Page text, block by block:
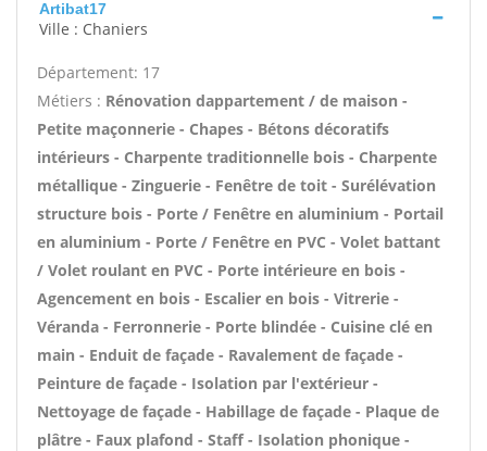
Artibat17
Ville : Chaniers
Département: 17
Métiers : Rénovation dappartement / de maison -
Petite maçonnerie - Chapes - Bétons décoratifs
intérieurs - Charpente traditionnelle bois - Charpente
métallique - Zinguerie - Fenêtre de toit - Surélévation
structure bois - Porte / Fenêtre en aluminium - Portail
en aluminium - Porte / Fenêtre en PVC - Volet battant
/ Volet roulant en PVC - Porte intérieure en bois -
Agencement en bois - Escalier en bois - Vitrerie -
Véranda - Ferronnerie - Porte blindée - Cuisine clé en
main - Enduit de façade - Ravalement de façade -
Peinture de façade - Isolation par l'extérieur -
Nettoyage de façade - Habillage de façade - Plaque de
plâtre - Faux plafond - Staff - Isolation phonique -